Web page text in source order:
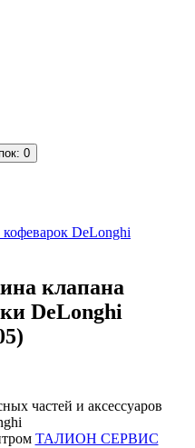
: 0
DeLonghi
клапана
DeLonghi
частей и аксессуаров
ТАЛИОН СЕРВИС